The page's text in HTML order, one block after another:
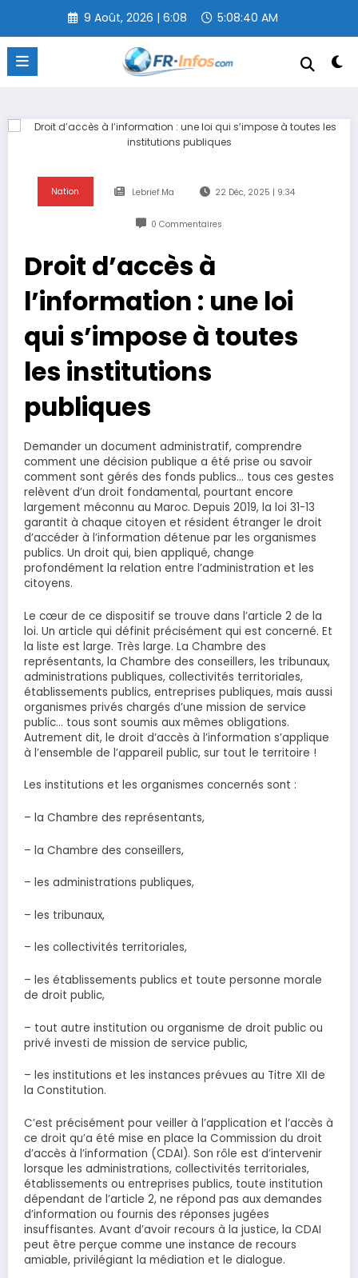
contenu
9 Août, 2026 | 6:08 5:08:41 AM
Nation Lebrief.ma 22 Déc, 2025 | 9:34
0 Commentaires
Droit d’accès à
l’information : une loi
qui s’impose à toutes
les institutions
publiques
Demander un document administratif, comprendre
comment une décision publique a été prise ou savoir
comment sont gérés des fonds publics… tous ces gestes
relèvent d’un droit fondamental, pourtant encore
largement méconnu au Maroc. Depuis 2019, la loi 31-13
garantit à chaque citoyen et résident étranger le droit
d’accéder à l’information détenue par les organismes
publics. Un droit qui, bien appliqué, change
profondément la relation entre l’administration et les
citoyens.
Le cœur de ce dispositif se trouve dans l’article 2 de la
loi. Un article qui définit précisément qui est concerné. Et
la liste est large. Très large. La Chambre des
représentants, la Chambre des conseillers, les tribunaux,
administrations publiques, collectivités territoriales,
établissements publics, entreprises publiques, mais aussi
organismes privés chargés d’une mission de service
public… tous sont soumis aux mêmes obligations.
Autrement dit, le droit d’accès à l’information s’applique
à l’ensemble de l’appareil public, sur tout le territoire !
Les institutions et les organismes concernés sont :
– la Chambre des représentants,
– la Chambre des conseillers,
– les administrations publiques,
– les tribunaux,
– les collectivités territoriales,
– les établissements publics et toute personne morale
de droit public,
– tout autre institution ou organisme de droit public ou
privé investi de mission de service public,
– les institutions et les instances prévues au Titre XIІ de
la Constitution.
C’est précisément pour veiller à l’application et l’accès à
ce droit qu’a été mise en place la Commission du droit
d’accès à l’information (CDAI). Son rôle est d’intervenir
lorsque les administrations, collectivités territoriales,
établissements ou entreprises publics, toute institution
dépendant de l’article 2, ne répond pas aux demandes
d’information ou fournis des réponses jugées
insuffisantes. Avant d’avoir recours à la justice, la CDAI
peut être perçue comme une instance de recours
amiable, privilégiant la médiation et le dialogue.